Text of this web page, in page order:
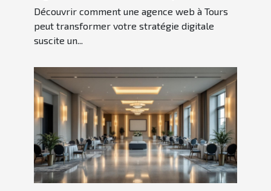
votre stratégie digitale
Découvrir comment une agence web à Tours
peut transformer votre stratégie digitale
suscite un...